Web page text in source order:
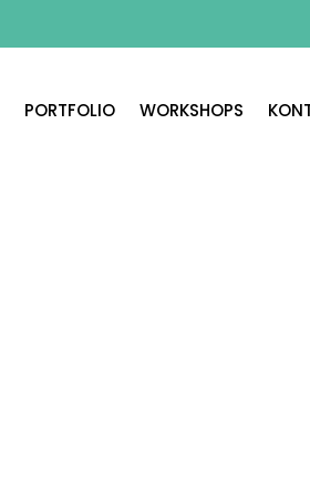
PORTFOLIO WORKSHOPS